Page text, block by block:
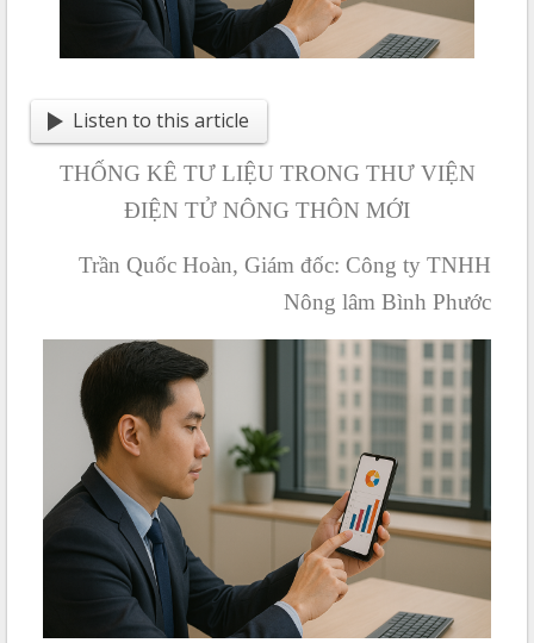
Listen to this article
THỐNG KÊ TƯ LIỆU TRONG THƯ VIỆN
ĐIỆN TỬ NÔNG THÔN MỚI
Trần Quốc Hoàn, Giám đốc: Công ty TNHH
Nông lâm Bình Phước